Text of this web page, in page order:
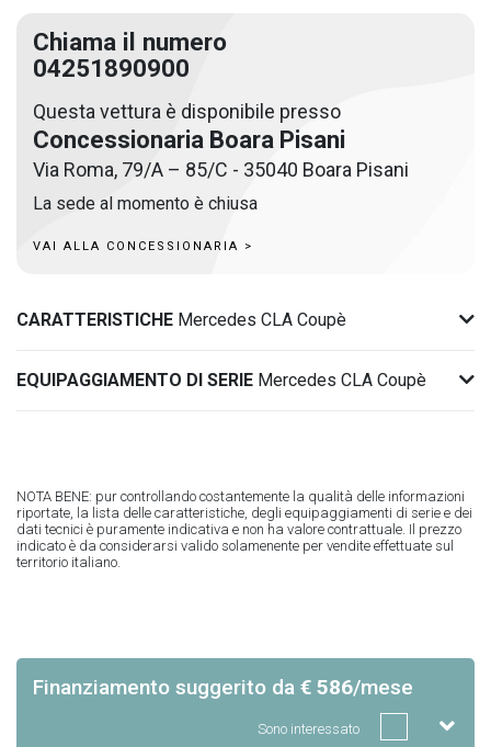
Chiama il numero
04251890900
Questa vettura è disponibile presso
Concessionaria Boara Pisani
Via Roma, 79/A – 85/C - 35040 Boara Pisani
La sede al momento è chiusa
VAI ALLA CONCESSIONARIA >
CARATTERISTICHE Mercedes CLA Coupè
EQUIPAGGIAMENTO DI SERIE Mercedes CLA Coupè
NOTA BENE: pur controllando costantemente la qualità delle informazioni
riportate, la lista delle caratteristiche, degli equipaggiamenti di serie e dei
dati tecnici è puramente indicativa e non ha valore contrattuale. Il prezzo
indicato è da considerarsi valido solamenente per vendite effettuate sul
territorio italiano.
Finanziamento suggerito da € 586/mese
Sono interessato